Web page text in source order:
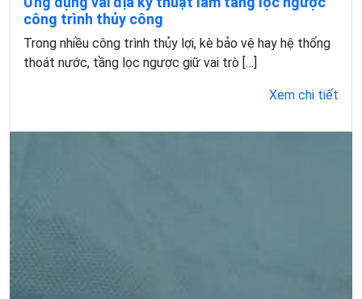
công trình thủy công
Trong nhiều công trình thủy lợi, kè bảo vệ hay hệ thống
thoát nước, tầng lọc ngược giữ vai trò […]
Xem chi tiết